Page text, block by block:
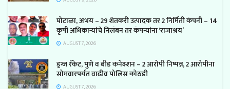
घोटाळा, अभय – 29 शेतकरी उत्पादक तर 2 निर्मिती कंपनी – 14
कृषी अधिकाऱ्यांचे निलंबन तर कंपन्यांना ‘राजाश्रय’
AUGUST 7, 2026
ड्रग्ज रॅकेट, पुणे व बीड कनेक्शन – 2 आरोपी निष्पन्न, 2 आरोपीना
सोमवारपर्यंत वाढीव पोलिस कोठडी
AUGUST 7, 2026